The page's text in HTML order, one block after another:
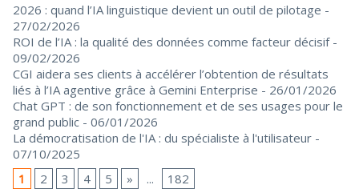
2026 : quand l’IA linguistique devient un outil de pilotage -
27/02/2026
ROI de l’IA : la qualité des données comme facteur décisif -
09/02/2026
CGI aidera ses clients à accélérer l’obtention de résultats
liés à l’IA agentive grâce à Gemini Enterprise - 26/01/2026
Chat GPT : de son fonctionnement et de ses usages pour le
grand public - 06/01/2026
La démocratisation de l'IA : du spécialiste à l'utilisateur -
07/10/2025
1
2 3 4 5 » ... 182